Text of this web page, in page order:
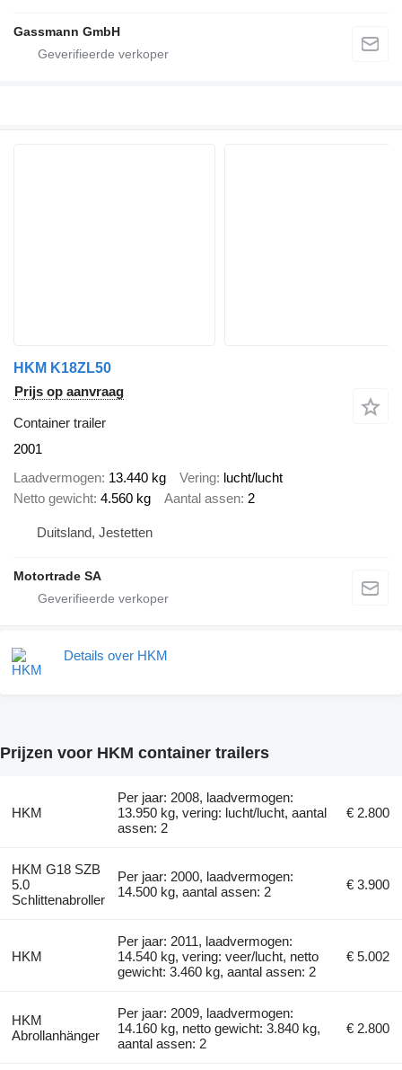
Gassmann GmbH
HKM K18ZL50
Prijs op aanvraag
Container trailer
2001
Laadvermogen 13.440 kg Vering lucht/lucht
Netto gewicht 4.560 kg Aantal assen 2
Duitsland, Jestetten
Motortrade SA
Details over HKM
Prijzen voor HKM container trailers
HKM
Per jaar: 2008, laadvermogen:
13.950 kg, vering: lucht/lucht, aantal
assen: 2
€ 2.800
HKM G18 SZB
5.0
Schlittenabroller
Per jaar: 2000, laadvermogen:
14.500 kg, aantal assen: 2
€ 3.900
HKM
Per jaar: 2011, laadvermogen:
14.540 kg, vering: veer/lucht, netto
gewicht: 3.460 kg, aantal assen: 2
€ 5.002
HKM
Abrollanhänger
Per jaar: 2009, laadvermogen:
14.160 kg, netto gewicht: 3.840 kg,
aantal assen: 2
€ 2.800